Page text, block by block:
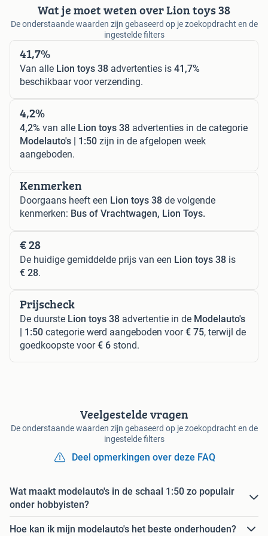
Wat je moet weten over Lion toys 38
De onderstaande waarden zijn gebaseerd op je zoekopdracht en de
ingestelde filters
41,7%
Van alle Lion toys 38 advertenties is 41,7%
beschikbaar voor verzending.
4,2%
4,2% van alle Lion toys 38 advertenties in de categorie
Modelauto's | 1:50 zijn in de afgelopen week
aangeboden.
Kenmerken
Doorgaans heeft een Lion toys 38 de volgende
kenmerken: Bus of Vrachtwagen, Lion Toys.
€ 28
De huidige gemiddelde prijs van een Lion toys 38 is
€ 28.
Prijscheck
De duurste Lion toys 38 advertentie in de Modelauto's
| 1:50 categorie werd aangeboden voor€ 75, terwijl de
goedkoopste voor€ 6 stond.
Veelgestelde vragen
De onderstaande waarden zijn gebaseerd op je zoekopdracht en de
ingestelde filters
Deel opmerkingen over deze FAQ
Wat maakt modelauto's in de schaal 1:50 zo populair
onder hobbyisten?
Hoe kan ik mijn modelauto's het beste onderhouden?